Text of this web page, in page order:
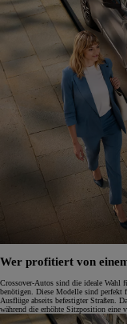
Wer profitiert von
Crossover-Autos sind die ideale Wahl
benötigen. Diese Modelle sind perfekt
Ausflüge abseits befestigter Straßen.
während die erhöhte Sitzposition eine